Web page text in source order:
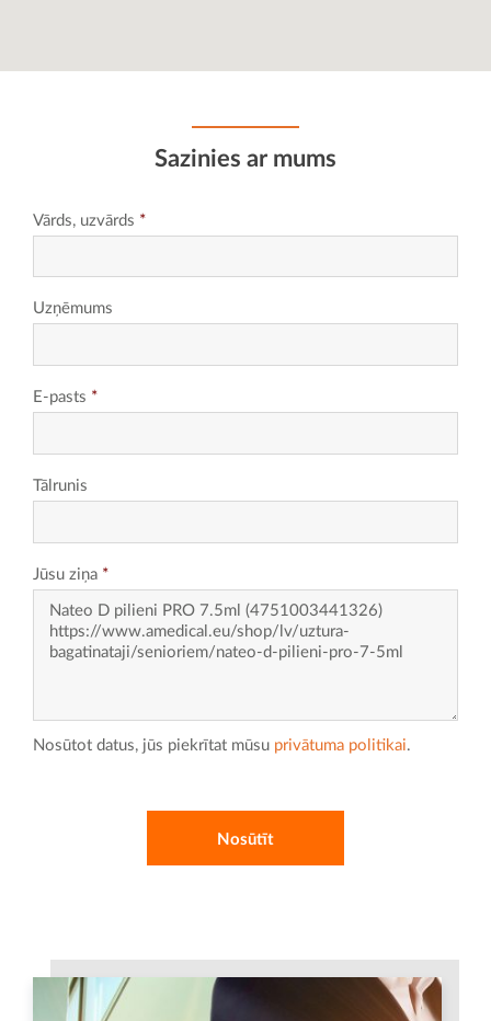
Sazinies ar mums
Vārds, uzvārds *
Uzņēmums
E-pasts *
Tālrunis
Jūsu ziņa *
Nosūtot datus, jūs piekrītat mūsu privātuma politikai.